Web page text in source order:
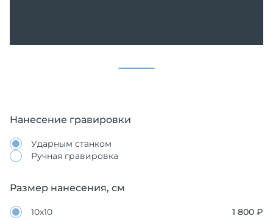
Нанесение гравировки
Ударным станком
Ручная гравировка
Размер нанесения, см
10х10
1 800 ₽